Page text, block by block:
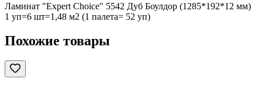
Ламинат "Expert Choice" 5542 Дуб Боулдор (1285*192*12 мм)
1 уп=6 шт=1,48 м2 (1 палета= 52 уп)
Похожие товары